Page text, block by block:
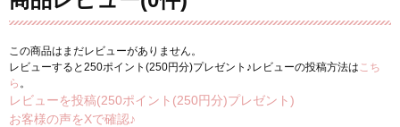
この商品はまだレビューがありません。
レビューすると250ポイント(250円分)プレゼント♪レビューの投稿方法は こち
ら 。
レビューを投稿(250ポイント(250円分)プレゼント)
お客様の声をXで確認♪